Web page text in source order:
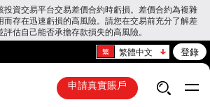
投資交易平台交易差價合約時虧損。差價合約為複雜
而存在迅速虧損的高風險。請您在交易前充分了解差
估自己能否承擔存款損失的高風險。
繁體中文 登錄
申請真實賬戶